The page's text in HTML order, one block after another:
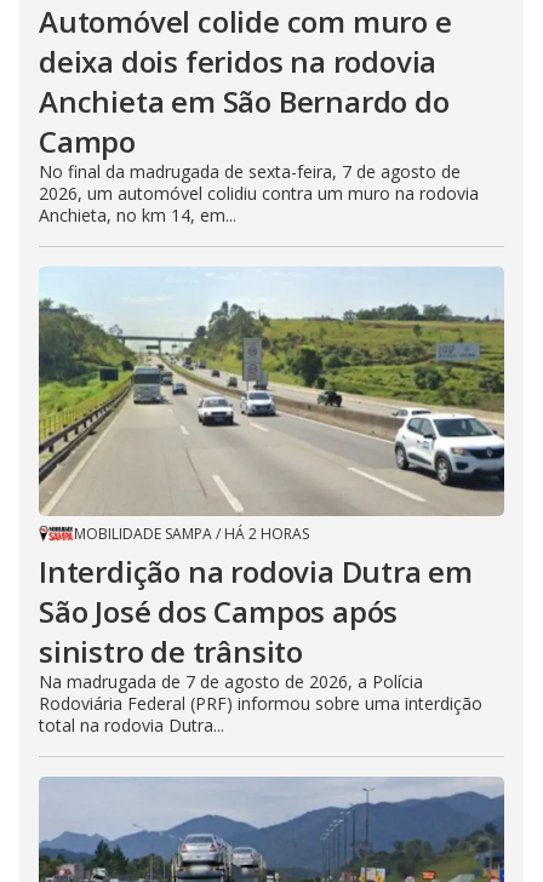
Automóvel colide com muro e
deixa dois feridos na rodovia
Anchieta em São Bernardo do
Campo
No final da madrugada de sexta-feira, 7 de agosto de
2026, um automóvel colidiu contra um muro na rodovia
Anchieta, no km 14, em...
MOBILIDADE SAMPA/ HÁ 2 HORAS
Interdição na rodovia Dutra em
São José dos Campos após
sinistro de trânsito
Na madrugada de 7 de agosto de 2026, a Polícia
Rodoviária Federal (PRF) informou sobre uma interdição
total na rodovia Dutra...